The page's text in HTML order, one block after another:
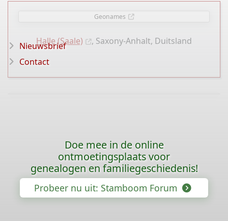
Geonames
Halle (Saale) , Saxony-Anhalt, Duitsland
Nieuwsbrief
Contact
Doe mee in de online
ontmoetingsplaats voor
genealogen en familiegeschiedenis!
Probeer nu uit: Stamboom Forum